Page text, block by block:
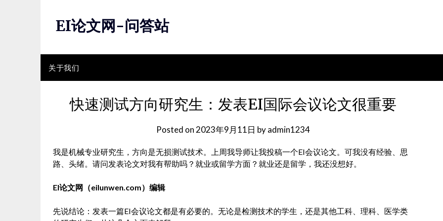
EI论文网-问答站
关于我们
快速测试方向研究生：发表EI国际会议论文很重要
Posted on 2023年9月11日 byadmin1234
我是机械专业研究生，方向是无损测试技术。上周我导师让我投稿一个EI会议论文。可我没有经验、思
路、头绪。请问发表论文对我有帮助吗？就业或留学方面？就业还是留学，我还没想好。
EI论文网（eilunwen.com）编辑
先说结论：发表一篇EI会议论文都是有必要的。无论是检测技术的学生，还是其他工科、理科、医学类